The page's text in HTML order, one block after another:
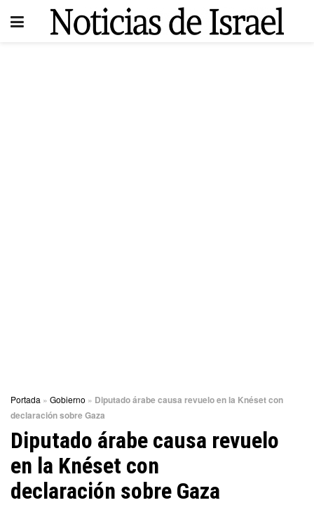
Portada » Gobierno » Diputado árabe causa revuelo en la Knéset con
declaración sobre Gaza
Diputado árabe causa revuelo
en la Knéset con
declaración sobre Gaza